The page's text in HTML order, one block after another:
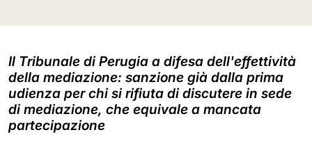
Il Tribunale di Perugia a difesa dell'effettività
della mediazione: sanzione già dalla prima
udienza per chi si rifiuta di discutere in sede
di mediazione, che equivale a mancata
partecipazione